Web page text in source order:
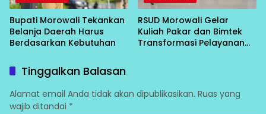
Bupati Morowali Tekankan
Belanja Daerah Harus
Berdasarkan Kebutuhan
RSUD Morowali Gelar
Kuliah Pakar dan Bimtek
Transformasi Pelayanan
Tinggalkan Balasan
Alamat email Anda tidak akan dipublikasikan. Ruas yang
wajib ditandai *